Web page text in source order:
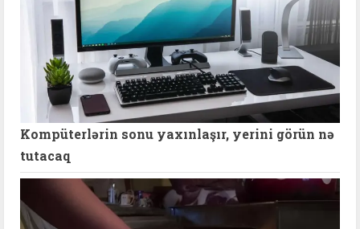
Kompüterlərin sonu yaxınlaşır, yerini görün nə
tutacaq